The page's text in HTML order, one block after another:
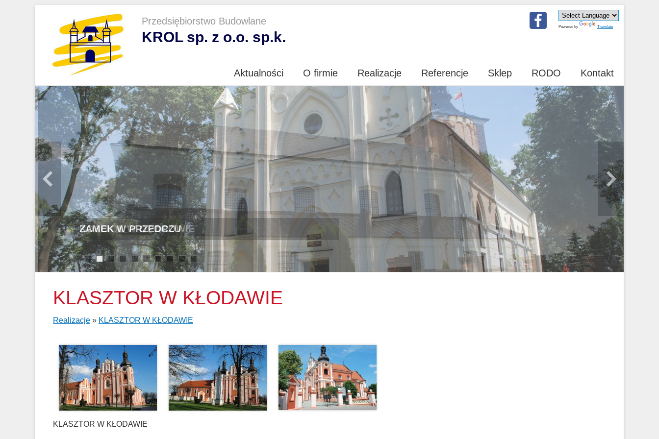
Przedsiębiorstwo Budowlane
KROL sp. z o.o. sp.k.
Powered by Translate
Aktualności O firmie Realizacje Referencje Sklep RODO Kontakt
KOŚCIÓŁ W OPOROWIE
1 2 3 4 5 6 7 8 9 10
KLASZTOR W KŁODAWIE
Realizacje » KLASZTOR W KŁODAWIE
KLASZTOR W KŁODAWIE